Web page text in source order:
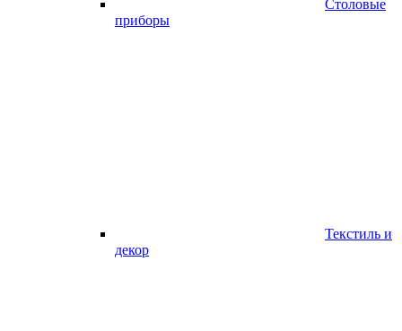
Столовые
приборы
Текстиль и
декор